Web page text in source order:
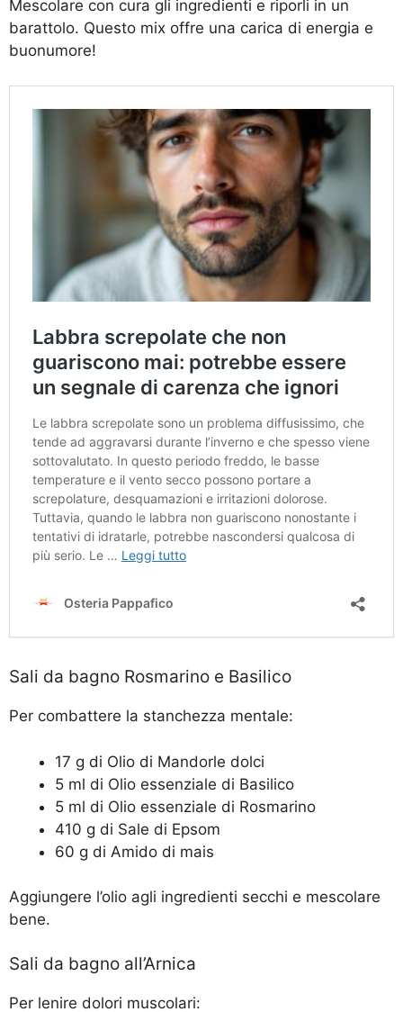
Mescolare con cura gli ingredienti e riporli in un
barattolo. Questo mix offre una carica di energia e
buonumore!
Sali da bagno Rosmarino e Basilico
Per combattere la stanchezza mentale:
17 g di Olio di Mandorle dolci
5 ml di Olio essenziale di Basilico
5 ml di Olio essenziale di Rosmarino
410 g di Sale di Epsom
60 g di Amido di mais
Aggiungere l’olio agli ingredienti secchi e mescolare
bene.
Sali da bagno all’Arnica
Per lenire dolori muscolari: